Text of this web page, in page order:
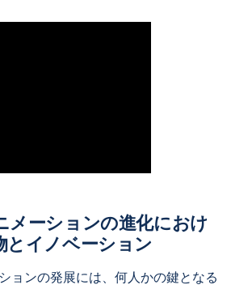
メーションの進化におけ
とイノベーション
ョンの発展には、何人かの鍵となる